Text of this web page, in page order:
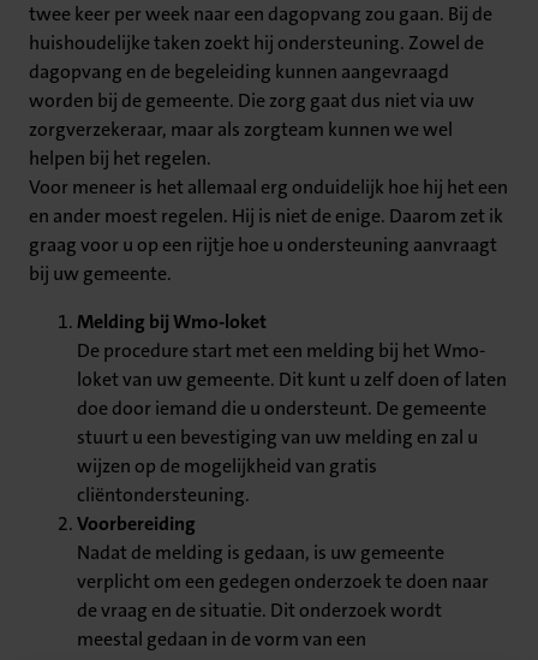
twee keer per week naar een dagopvang zou gaan. Bij de
huishoudelijke taken zoekt hij ondersteuning. Zowel de
dagopvang en de begeleiding kunnen aangevraagd
worden bij de gemeente. Die zorg gaat dus niet via uw
zorgverzekeraar, maar als zorgteam kunnen we wel
helpen bij het regelen.
Voor meneer is het allemaal erg onduidelijk hoe hij het een
en ander moest regelen. Hij is niet de enige. Daarom zet ik
graag voor u op een rijtje hoe u ondersteuning aanvraagt
bij uw gemeente.
Melding bij Wmo-loket
De procedure start met een melding bij het Wmo-
loket van uw gemeente. Dit kunt u zelf doen of laten
doe door iemand die u ondersteunt. De gemeente
stuurt u een bevestiging van uw melding en zal u
wijzen op de mogelijkheid van gratis
cliëntondersteuning.
Voorbereiding
Nadat de melding is gedaan, is uw gemeente
verplicht om een gedegen onderzoek te doen naar
de vraag en de situatie. Dit onderzoek wordt
meestal gedaan in de vorm van een